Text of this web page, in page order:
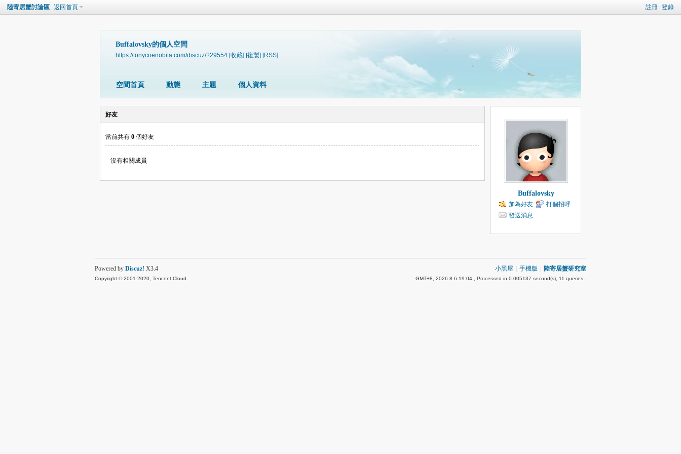
註冊 登錄
陸寄居蟹討論區 返回首頁
Buffalovsky的個人空間
https://tonycoenobita.com/discuz/?29554 [收藏] [複製] [RSS]
空間首頁 動態 主題 個人資料
好友
當前共有 0 個好友
沒有相關成員
Buffalovsky
加為好友
打個招呼
發送消息
小黑屋 手機版 陸寄居蟹研究室
GMT+8, 2026-8-6 19:04 , Processed in 0.005137 second(s), 11 queries .
Powered by Discuz! X3.4
Copyright © 2001-2020, Tencent Cloud.